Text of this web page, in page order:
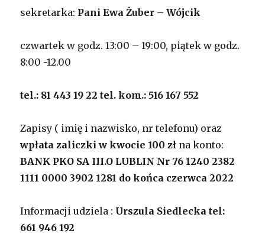
sekretarka: Pani Ewa Żuber – Wójcik
czwartek w godz. 13:00 – 19:00, piątek w godz.
8:00 -12.00
tel.: 81 443 19 22 tel. kom.: 516 167 552
Zapisy ( imię i nazwisko, nr telefonu) oraz
wpłata zaliczki w kwocie 100 zł na konto:
BANK PKO SA III.O LUBLIN Nr 76 1240 2382
1111 0000 3902 1281 do końca czerwca 2022
Informacji udziela : Urszula Siedlecka tel:
661 946 192